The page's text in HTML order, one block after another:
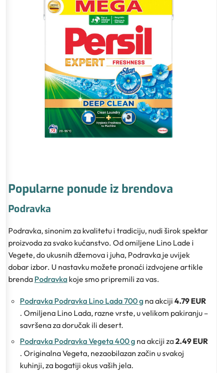
Popularne ponude iz brendova
Podravka
Podravka, sinonim za kvalitetu i tradiciju, nudi širok spektar
proizvoda za svako kućanstvo. Od omiljene Lino Lade i
Vegete, do ukusnih džemova i juha, Podravka je uvijek
dobar izbor. U nastavku možete pronaći izdvojene artikle
brenda Podravka koje smo pripremili za vas.
Podravka Podravka Lino Lada 700 g na akciji 4.79 EUR
. Omiljena Lino Lada, razne vrste, u velikom pakiranju –
savršena za doručak ili desert.
Podravka Podravka Vegeta 400 g na akciji za2.49 EUR
. Originalna Vegeta, nezaobilazan začin u svakoj
kuhinji, za bogatiji okus vaših jela.